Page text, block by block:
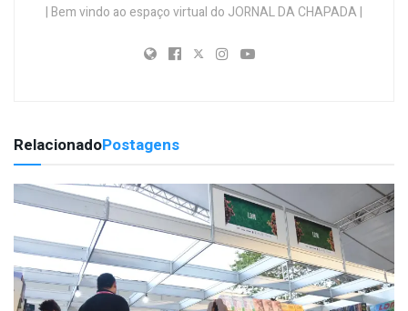
| Bem vindo ao espaço virtual do JORNAL DA CHAPADA |
RelacionadoPostagens